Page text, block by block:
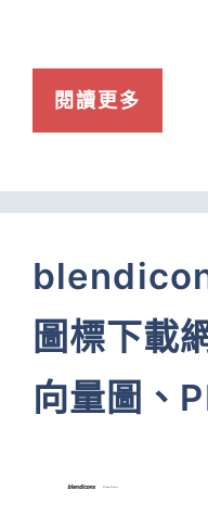
閱讀更多
圖標下載
向量圖、